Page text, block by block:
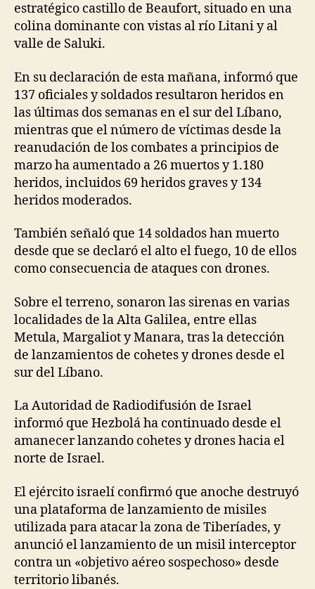
estratégico castillo de Beaufort, situado en una
colina dominante con vistas al río Litani y al
valle de Saluki.
En su declaración de esta mañana, informó que
137 oficiales y soldados resultaron heridos en
las últimas dos semanas en el sur del Líbano,
mientras que el número de víctimas desde la
reanudación de los combates a principios de
marzo ha aumentado a 26 muertos y 1.180
heridos, incluidos 69 heridos graves y 134
heridos moderados.
También señaló que 14 soldados han muerto
desde que se declaró el alto el fuego, 10 de ellos
como consecuencia de ataques con drones.
Sobre el terreno, sonaron las sirenas en varias
localidades de la Alta Galilea, entre ellas
Metula, Margaliot y Manara, tras la detección
de lanzamientos de cohetes y drones desde el
sur del Líbano.
La Autoridad de Radiodifusión de Israel
informó que Hezbolá ha continuado desde el
amanecer lanzando cohetes y drones hacia el
norte de Israel.
El ejército israelí confirmó que anoche destruyó
una plataforma de lanzamiento de misiles
utilizada para atacar la zona de Tiberíades, y
anunció el lanzamiento de un misil interceptor
contra un «objetivo aéreo sospechoso» desde
territorio libanés.